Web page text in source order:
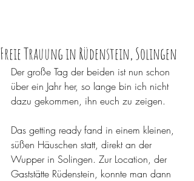
Freie Trauung in Rüdenstein, Solingen
Der große Tag der beiden ist nun schon
über ein Jahr her, so lange bin ich nicht
dazu gekommen, ihn euch zu zeigen.
Das getting ready fand in einem kleinen,
süßen Häuschen statt, direkt an der
Wupper in Solingen. Zur Location, der
Gaststätte Rüdenstein, konnte man dann